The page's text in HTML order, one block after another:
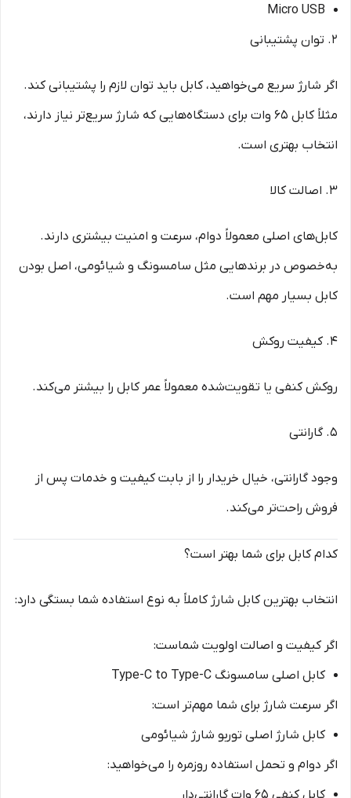
Micro USB
2. توان پشتیبانی
اگر شارژ سریع می‌خواهید، کابل باید توان لازم را پشتیبانی کند.
مثلاً کابل 65 وات برای دستگاه‌هایی که شارژ سریع‌تر نیاز دارند،
انتخاب بهتری است.
3. اصالت کالا
کابل‌های اصلی معمولاً دوام، سرعت و امنیت بیشتری دارند.
به‌خصوص در برندهایی مثل سامسونگ و شیائومی، اصل بودن
کابل بسیار مهم است.
4. کیفیت روکش
روکش کنفی یا تقویت‌شده معمولاً عمر کابل را بیشتر می‌کند.
5. گارانتی
وجود گارانتی، خیال خریدار را از بابت کیفیت و خدمات پس از
فروش راحت‌تر می‌کند.
کدام کابل برای شما بهتر است؟
انتخاب بهترین کابل شارژ کاملاً به نوع استفاده شما بستگی دارد:
اگر کیفیت و اصالت اولویت شماست:
کابل اصلی سامسونگ Type-C to Type-C
اگر سرعت شارژ برای شما مهم‌تر است:
کابل شارژ اصلی توربو شارژ شیائومی
اگر دوام و تحمل استفاده روزمره را می‌خواهید:
کابل کنفی 65 وات گارانتی‌دار